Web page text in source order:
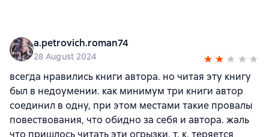
a.petrovich.roman74
28 August 2024
всегда нравились книги автора. но читая эту книгу
был в недоумении. как минимум три книги автор
соединил в одну, при этом местами такие провалы
повествования, что обидно за себя и автора. жаль
что пришлось читать эти огрызки, т. к. теряется